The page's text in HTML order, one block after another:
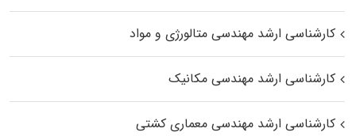
کارشناسی ارشد مهندسی متالورژی و مواد
کارشناسی ارشد مهندسی مکانیک
کارشناسی ارشد مهندسی معماری کشتی